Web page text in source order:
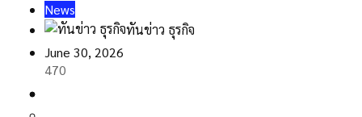
News
ทันข่าว ธุรกิจ
June 30, 2026
470